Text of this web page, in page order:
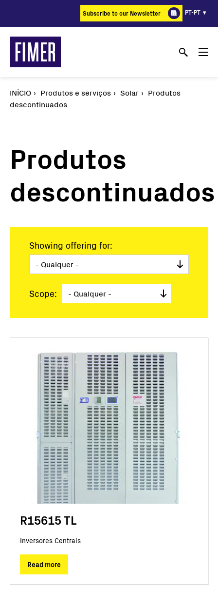
conteúdo
principal
Subscribe to our Newsletter PT-PT
INÍCIO Produtos e serviços Solar
Produtos
descontinuados
Produtos
descontinuados
Showing offering for:
Scope:
R15615 TL
Inversores Centrais
Read more